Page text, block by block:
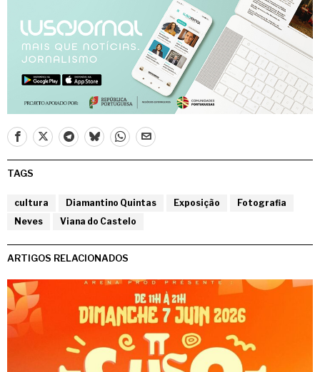
TAGS
cultura Diamantino Quintas Exposição
Fotografia
Neves
Viana do Castelo
ARTIGOS RELACIONADOS